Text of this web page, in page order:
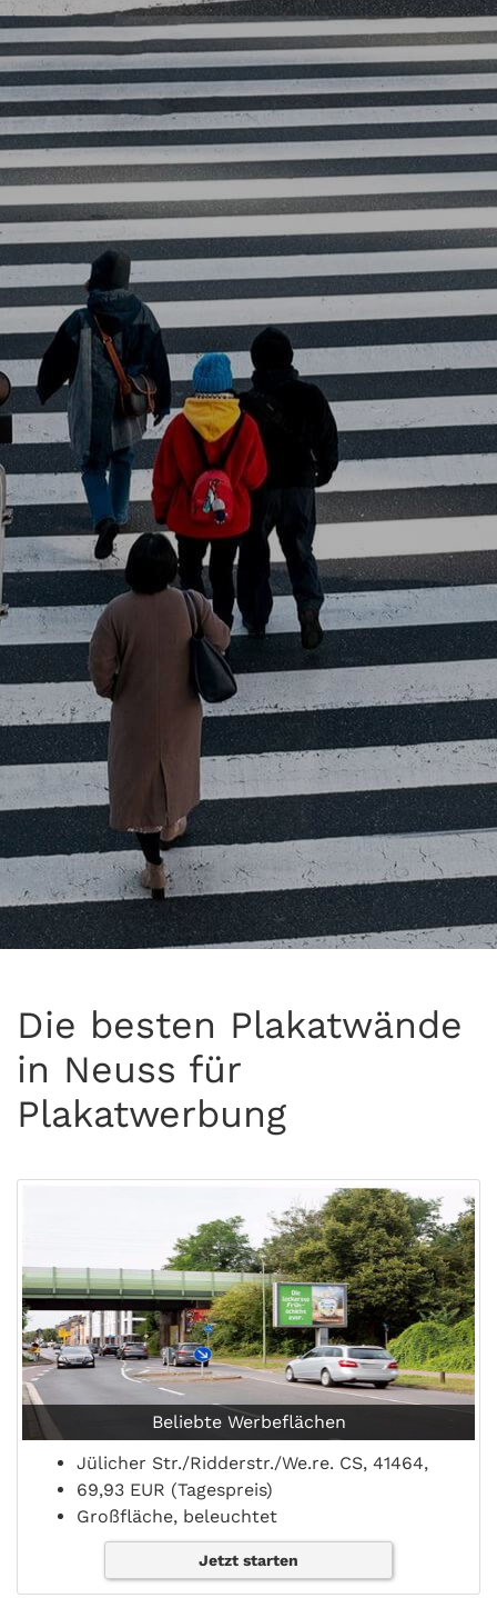
Die besten Plakatwände
in Neuss für
Plakatwerbung
Beliebte Werbeflächen
Jülicher Str./Ridderstr./We.re. CS, 41464,
69,93 EUR (Tagespreis)
Großfläche, beleuchtet
Jetzt starten